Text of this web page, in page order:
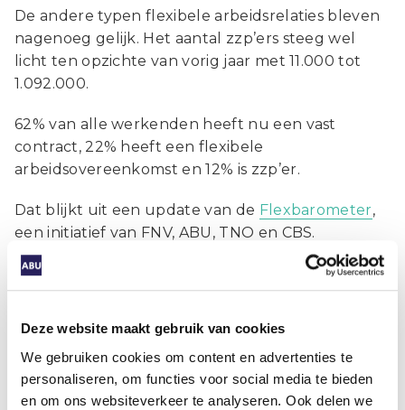
Deze website maakt gebruik van cookies
We gebruiken cookies om content en advertenties te
personaliseren, om functies voor social media te bieden
en om ons websiteverkeer te analyseren. Ook delen we
De andere typen flexibele arbeidsrelaties bleven
nagenoeg gelijk. Het aantal zzp’ers steeg wel
licht ten opzichte van vorig jaar met 11.000 tot
1.092.000.
62% van alle werkenden heeft nu een vast
contract, 22% heeft een flexibele
arbeidsovereenkomst en 12% is zzp’er.
Dat blijkt uit een update van de Flexbarometer,
een initiatief van FNV, ABU, TNO en CBS.
Bekijk de Flexbarometer
Deel dit artikel